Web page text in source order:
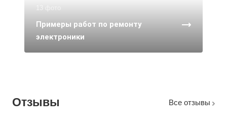
13 фото
Примеры работ по ремонту
электроники
Отзывы Все отзывы